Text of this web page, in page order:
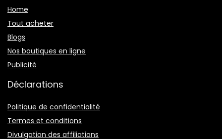
Home
Tout acheter
Blogs
Nos boutiques en ligne
Publicité
Déclarations
Politique de confidentialité
Termes et conditions
Divulgation des affiliations